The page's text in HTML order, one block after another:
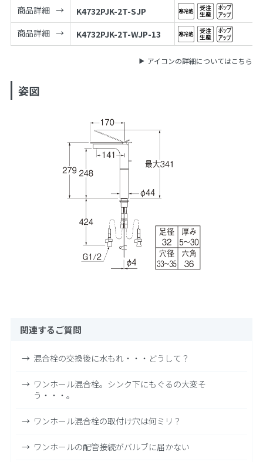
商品詳細
K4732PJK-2T-SJP
商品詳細
K4732PJK-2T-WJP-13
アイコンの詳細についてはこちら
姿図
関連するご質問
混合栓の交換後に水もれ・・・どうして？
ワンホール混合栓。シンク下にもぐるの大変そ
う・・・。
ワンホール混合栓の取付け穴は何ミリ？
ワンホールの配管接続がバルブに届かない